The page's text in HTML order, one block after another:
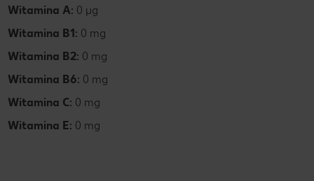
Witamina A: 0 µg
Witamina B1: 0 mg
Witamina B2: 0 mg
Witamina B6: 0 mg
Witamina C: 0 mg
Witamina E: 0 mg